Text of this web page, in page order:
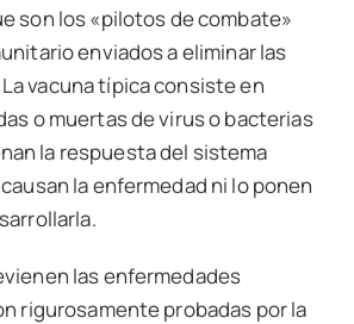
son los «pilotos de combate»
enviados a eliminar las
vacuna típica consiste en
o muertas de virus o bacterias
la respuesta del sistema
la enfermedad ni lo ponen
las enfermedades
rigurosamente probadas por la